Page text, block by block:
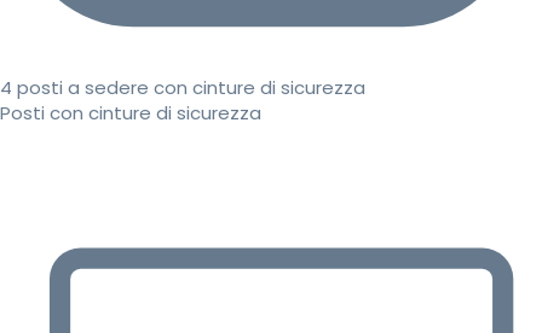
4 posti a sedere con cinture di sicurezza
Posti con cinture di sicurezza